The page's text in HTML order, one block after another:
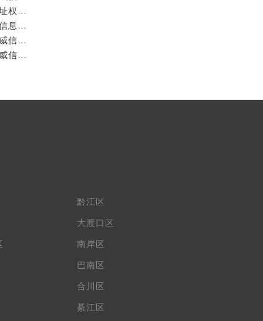
重庆阿玛尼官方售后服务中心｜服务热线与门店详细地址权威信息公示（2026年7月最新）
重庆阿玛尼官方售后服务中心｜全部网点地址电话权威信息公示（2026年7月最新）
重庆阿玛尼官方售后服务中心｜最新热线电话与地址权威信息公示（2026年7月最新）
重庆阿玛尼官方售后服务中心｜最新电话和维修地址权威信息公示（2026年7月最新）
黔江区
大渡口区
南岸区
巴南区
合川区
綦江区